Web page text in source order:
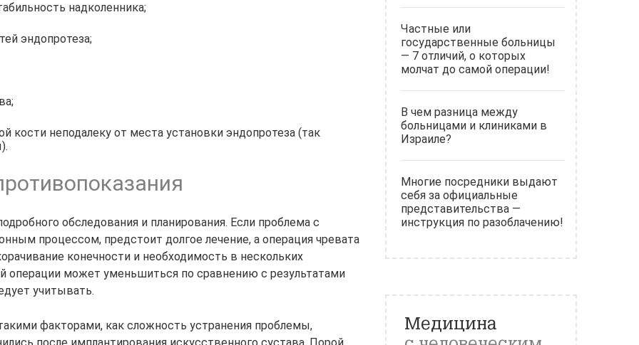
надколенника;
эндопротеза;
кости неподалеку от места установки эндопротеза (так
обследования и планирования. Если проблема с
процессом, предстоит долгое лечение, а операция чревата
конечности и необходимость в нескольких
операции может уменьшиться по сравнению с результатами
учитывать.
факторами, как сложность устранения проблемы,
Частные или
государственные больницы
— 7 отличий, о которых
молчат до самой операции!
В чем разница между
больницами и клиниками в
Израиле?
Многие посредники выдают
себя за официальные
представительства —
инструкция по разоблачению!
Медицина